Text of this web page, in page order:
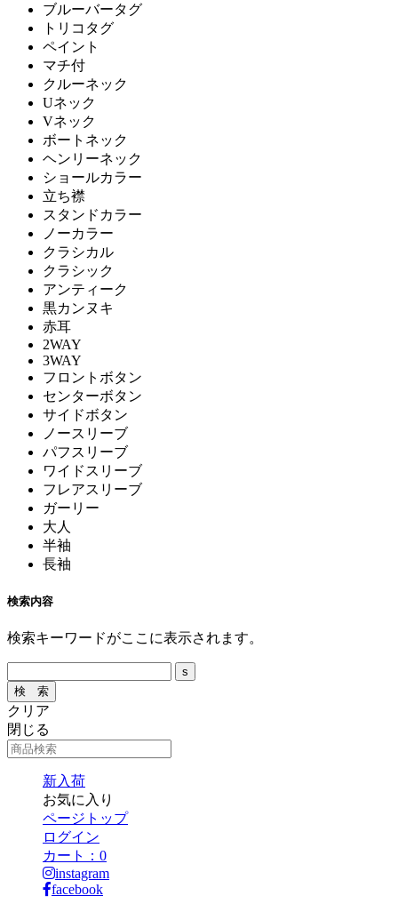
ブルーバータグ
トリコタグ
ペイント
マチ付
クルーネック
Uネック
Vネック
ボートネック
ヘンリーネック
ショールカラー
立ち襟
スタンドカラー
ノーカラー
クラシカル
クラシック
アンティーク
黒カンヌキ
赤耳
2WAY
3WAY
フロントボタン
センターボタン
サイドボタン
ノースリーブ
パフスリーブ
ワイドスリーブ
フレアスリーブ
ガーリー
大人
半袖
長袖
検索内容
検索キーワードがここに表示されます。
クリア
閉じる
新入荷
お気に入り
ページトップ
ログイン
カート： 0
instagram
facebook